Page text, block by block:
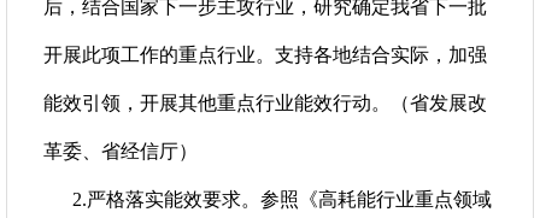
后，结合国家下一步主攻行业，研究确定我省下一批
开展此项工作的重点行业。支持各地结合实际，加强
能效引领，开展其他重点行业能效行动。（省发展改
革委、省经信厅）
2.严格落实能效要求。参照《高耗能行业重点领域